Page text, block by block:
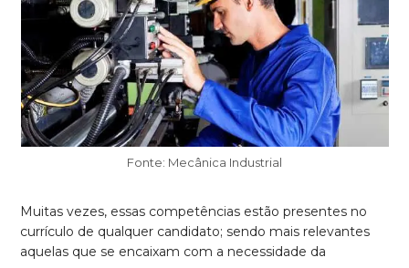
Fonte: Mecânica Industrial
Muitas vezes, essas competências estão presentes no
currículo de qualquer candidato; sendo mais relevantes
aquelas que se encaixam com a necessidade da